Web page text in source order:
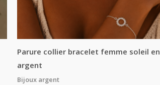
Parure collier bracelet femme soleil en
argent
Bijoux argent